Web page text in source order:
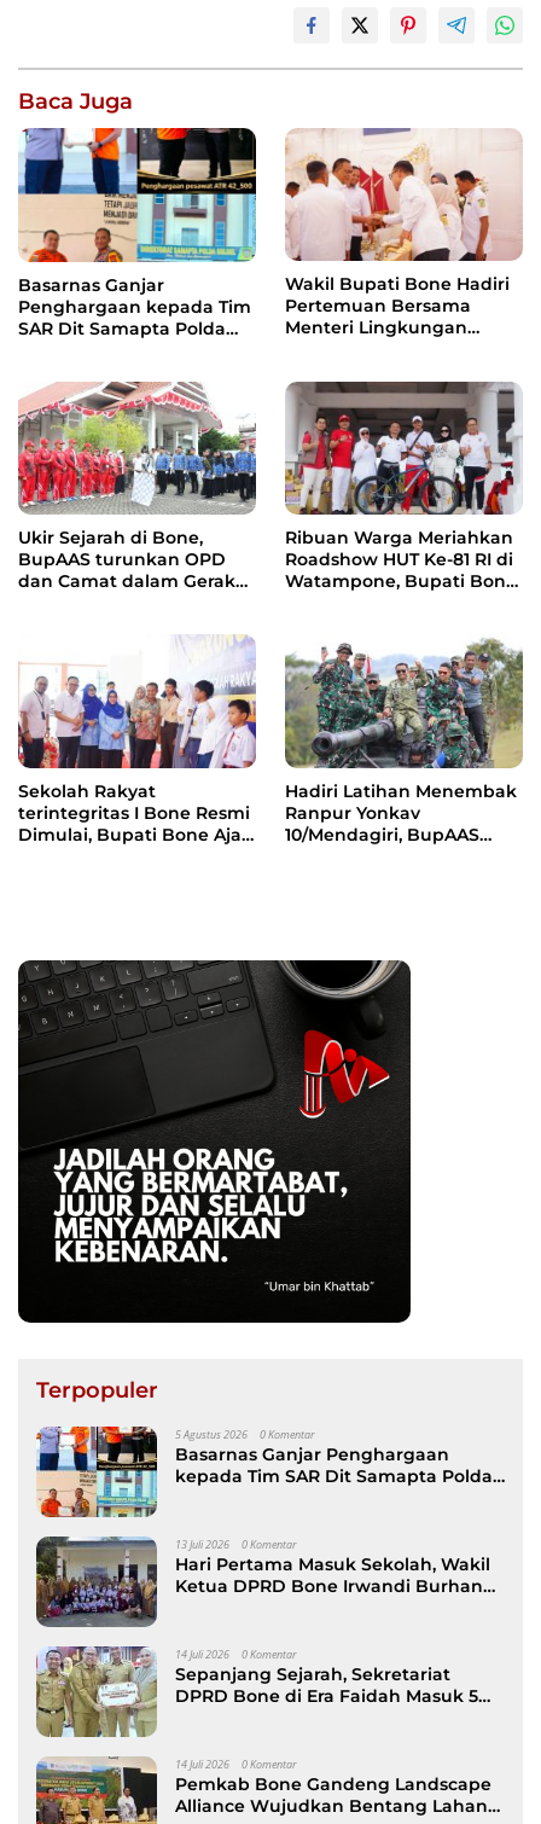
Baca Juga
Basarnas Ganjar
Penghargaan kepada Tim
SAR Dit Samapta Polda
Wakil Bupati Bone Hadiri
Pertemuan Bersama
Menteri Lingkungan
PSEL
Ukir Sejarah di Bone,
BupAAS turunkan OPD
dan Camat dalam Gerak
Ribuan Warga Meriahkan
Roadshow HUT Ke-81 RI di
Watampone, Bupati Bone
Semangat Membangun
Daerah
Sekolah Rakyat
terintegritas I Bone Resmi
Dimulai, Bupati Bone Ajak
Hadiri Latihan Menembak
Ranpur Yonkav
10/Mendagiri, BupAAS
Terpopuler
5 Agustus 2026 0 Komentar
Basarnas Ganjar Penghargaan
kepada Tim SAR Dit Samapta Polda
13 Juli 2026 0 Komentar
Hari Pertama Masuk Sekolah, Wakil
Ketua DPRD Bone Irwandi Burhan
14 Juli 2026 0 Komentar
Sepanjang Sejarah, Sekretariat
DPRD Bone di Era Faidah Masuk 5
14 Juli 2026 0 Komentar
Pemkab Bone Gandeng Landscape
Alliance Wujudkan Bentang Lahan